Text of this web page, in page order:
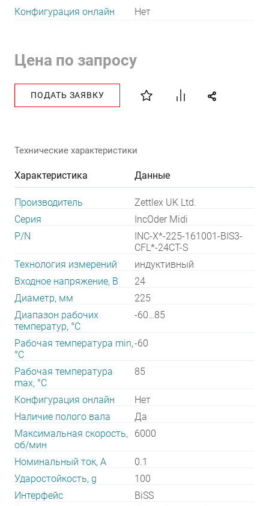
Конфигурация онлайн
Нет
Цена по запросу
ПОДАТЬ ЗАЯВКУ
Технические характеристики
Характеристика Данные
Производитель
Zettlex UK Ltd.
Серия
IncOder Midi
P/N
INC-X*-225-161001-BIS3-
CFL*-24CT-S
Технология измерений
индуктивный
Входное напряжение, В
24
Диаметр, мм
225
Диапазон рабочих
температур, °С
-60…85
Рабочая температура min,
°С
-60
Рабочая температура
max, °С
85
Конфигурация онлайн
Нет
Наличие полого вала
Да
Максимальная скорость,
об/мин
6000
Номинальный ток, А
0.1
Ударостойкость, g
100
Интерфейс
BiSS